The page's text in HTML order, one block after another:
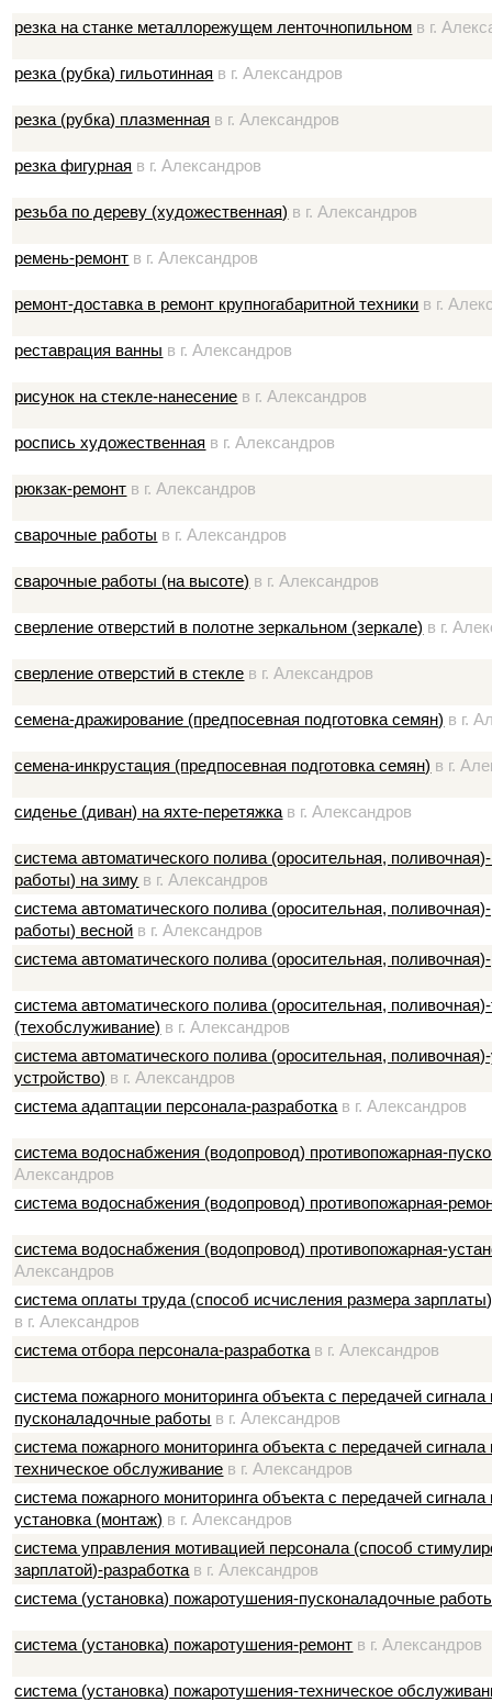
резка на станке металлорежущем ленточнопильном в г.
резка (рубка) гильотинная в г. Александров
резка (рубка) плазменная в г. Александров
резка фигурная в г. Александров
резьба по дереву (художественная) в г. Александров
ремень-ремонт в г. Александров
ремонт-доставка в ремонт крупногабаритной техники в г.
реставрация ванны в г. Александров
рисунок на стекле-нанесение в г. Александров
роспись художественная в г. Александров
рюкзак-ремонт в г. Александров
сварочные работы в г. Александров
сварочные работы (на высоте) в г. Александров
сверление отверстий в полотне зеркальном (зеркале) в г.
сверление отверстий в стекле в г. Александров
семена-дражирование (предпосевная подготовка семян) в г.
семена-инкрустация (предпосевная подготовка семян) в г.
сиденье (диван) на яхте-перетяжка в г. Александров
система автоматического полива (оросительная,
работы) на зиму в г. Александров
система автоматического полива (оросительная,
работы) весной в г. Александров
система автоматического полива (оросительная,
система автоматического полива (оросительная,
(техобслуживание) в г. Александров
система автоматического полива (оросительная,
устройство) в г. Александров
система адаптации персонала-разработка в г. Александров
система водоснабжения (водопровод) противопожарная-
Александров
система водоснабжения (водопровод) противопожарная-
система водоснабжения (водопровод) противопожарная-
Александров
система оплаты труда (способ исчисления размера
в г. Александров
система отбора персонала-разработка в г. Александров
система пожарного мониторинга объекта с передачей
пусконаладочные работы в г. Александров
система пожарного мониторинга объекта с передачей
техническое обслуживание в г. Александров
система пожарного мониторинга объекта с передачей
установка (монтаж) в г. Александров
система управления мотивацией персонала (способ
зарплатой)-разработка в г. Александров
система (установка) пожаротушения-пусконаладочные
система (установка) пожаротушения-ремонт в г. Александров
система (установка) пожаротушения-техническое